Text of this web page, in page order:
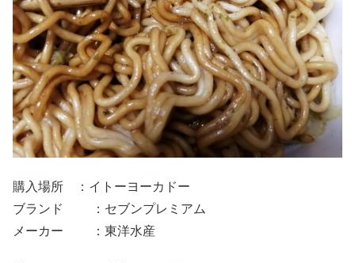
購入場所 ：イトーヨーカドー
ブランド ：セブンプレミアム
メーカー ：東洋水産